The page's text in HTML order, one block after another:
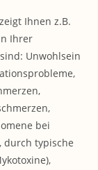
Ihnen z.B.
Ihrer
Unwohlsein
bei
durch typische